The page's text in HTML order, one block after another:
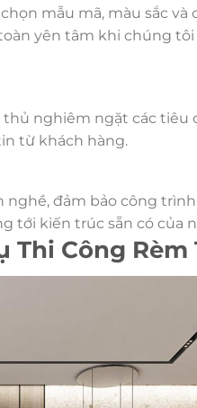
mẫu mã, màu sắc
yên tâm khi chúng
nghiêm ngặt các tiêu
từ khách hàng.
đảm bảo công
tới kiến trúc sẵn có của
Thi Công Rèm